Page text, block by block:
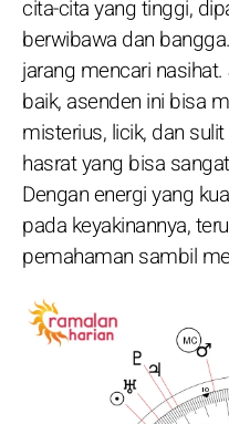
cita-cita yang tinggi,
berwibawa dan
jarang mencari
baik, asenden ini bisa
misterius, licik, dan
hasrat yang bisa
Dengan energi yang
pada keyakinannya,
pemahaman sambil